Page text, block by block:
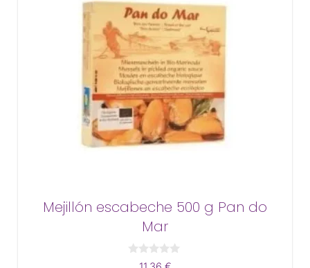
Mejillón escabeche 500 g Pan do
Mar